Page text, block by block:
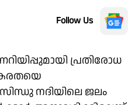
Follow Us
പ്രതിരോധ
നദിയിലെ ജലം